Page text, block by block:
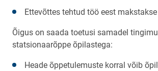
Ettevõttes tehtud töö eest
Õigus on saada toetusi samadel
statsionaarõppe õpilastega:
Heade õppetulemuste korral võib